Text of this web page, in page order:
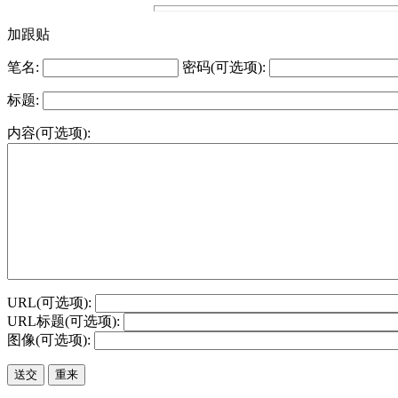
加跟贴
笔名: 密码(可选项):
标题:
内容(可选项):
URL(可选项):
URL标题(可选项):
图像(可选项):